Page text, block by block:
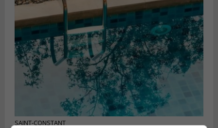
SAINT-CONSTANT